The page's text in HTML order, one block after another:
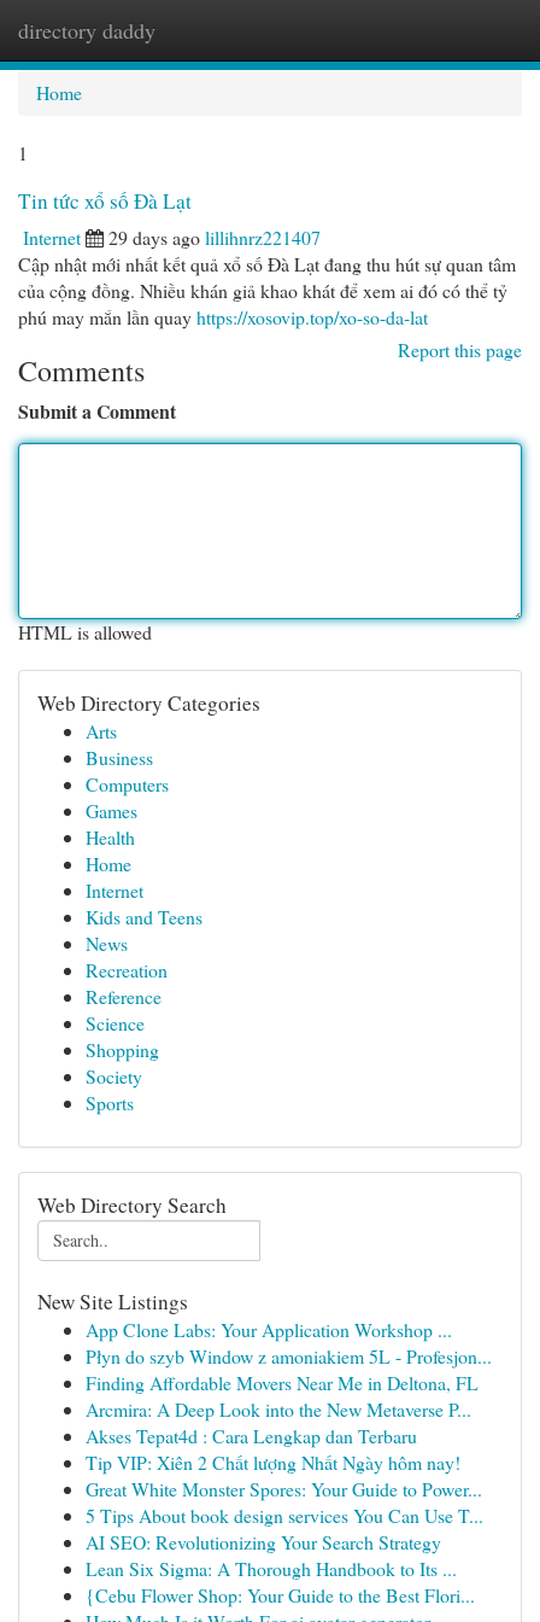
directory daddy
Home
1
Tin tức xổ số Đà Lạt
Internet 29 days agolillihnrz221407
Cập nhật mới nhất kết quả xổ số Đà Lạt đang thu hút sự quan tâm
của cộng đồng. Nhiều khán giả khao khát để xem ai đó có thể tỷ
phú may mắn lần quayhttps://xosovip.top/xo-so-da-lat
Report this page
Comments
Submit a Comment
HTML is allowed
Web Directory Categories
Arts
Business
Computers
Games
Health
Home
Internet
Kids and Teens
News
Recreation
Reference
Science
Shopping
Society
Sports
Web Directory Search
New Site Listings
App Clone Labs: Your Application Workshop ...
Płyn do szyb Window z amoniakiem 5L - Profesjon...
Finding Affordable Movers Near Me in Deltona, FL
Arcmira: A Deep Look into the New Metaverse P...
Akses Tepat4d : Cara Lengkap dan Terbaru
Tip VIP: Xiên 2 Chất lượng Nhất Ngày hôm nay!
Great White Monster Spores: Your Guide to Power...
5 Tips About book design services You Can Use T...
AI SEO: Revolutionizing Your Search Strategy
Lean Six Sigma: A Thorough Handbook to Its ...
{Cebu Flower Shop: Your Guide to the Best Flori...